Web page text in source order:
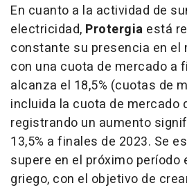
En cuanto a la actividad de
electricidad, Protergia está
constante su presencia en el
con una cuota de mercado a
alcanza el 18,5% (cuotas de
incluida la cuota de mercado
registrando un aumento
13,5% a finales de 2023. Se
supere en el próximo período
griego, con el objetivo de